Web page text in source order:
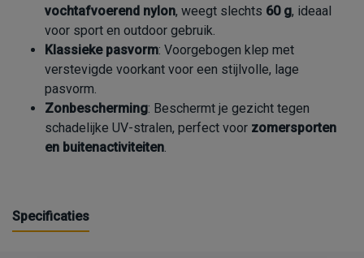
vochtafvoerend nylon, weegt slechts 60 g, ideaal
voor sport en outdoor gebruik.
Klassieke pasvorm: Voorgebogen klep met
verstevigde voorkant voor een stijlvolle, lage
pasvorm.
Zonbescherming: Beschermt je gezicht tegen
schadelijke UV-stralen, perfect voor zomersporten
en buitenactiviteiten.
Specificaties